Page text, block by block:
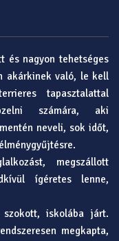
és nagyon tehetséges
akárkinek való, le kell
tapasztalattal
számára, aki
neveli, sok időt,
megszállott
ígéretes lenne,
szokott, iskolába járt.
megkapta,